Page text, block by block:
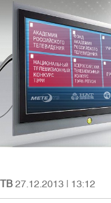
Войти
Полная версия сайта
ТВ 27.12.2013 | 13:12